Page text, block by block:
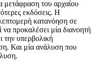
μετάφραση του αρχαίου
εκδόσεις. Η
κατανόηση σε
προκαλέσει μία διανοητή
την υπερβολική
Και μία ανάλυση που